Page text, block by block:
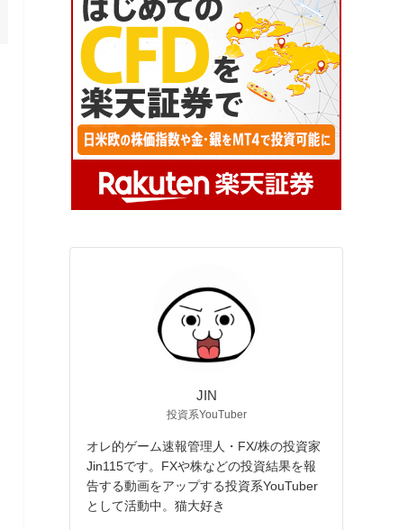
JIN
投資系YouTuber
オレ的ゲーム速報管理人・FX/株の投資家
Jin115です。FXや株などの投資結果を報
告する動画をアップする投資系YouTuber
として活動中。猫大好き